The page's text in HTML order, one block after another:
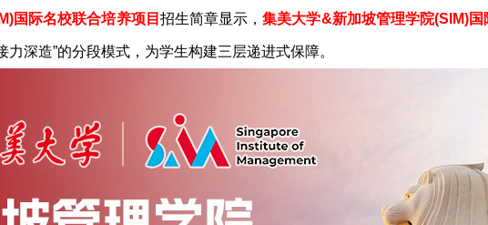
国际名校联合培养项目 招生简章显示，集美大学&新加坡管理学院(SIM)
深造”的分段模式，为学生构建三层递进式保障。